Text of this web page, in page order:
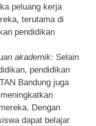
peluang kerja
terutama di
pendidikan
akademik: Selain
pendidikan
Bandung juga
Dengan
dapat belajar